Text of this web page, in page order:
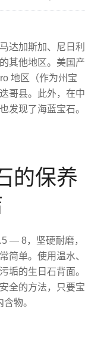
达加斯加、尼日利
其他地区。美国产
地区（作为州宝
哥县。此外，在中
发现了海蓝宝石。
的保养
— 8，坚硬耐磨，
简单。使用温水、
垢的生日石背面。
全的方法，只要宝
物。